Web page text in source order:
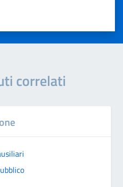
su 5
su 5
correlati